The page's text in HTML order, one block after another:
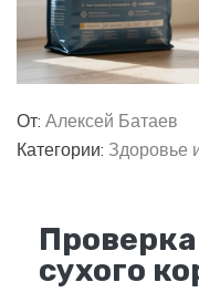
От: Алексей Батаев
Категории: Здоровье
сухого